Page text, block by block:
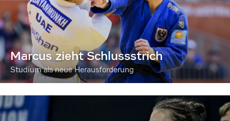
Marcus zieht Schlussstrich
Studium als neue Herausforderung